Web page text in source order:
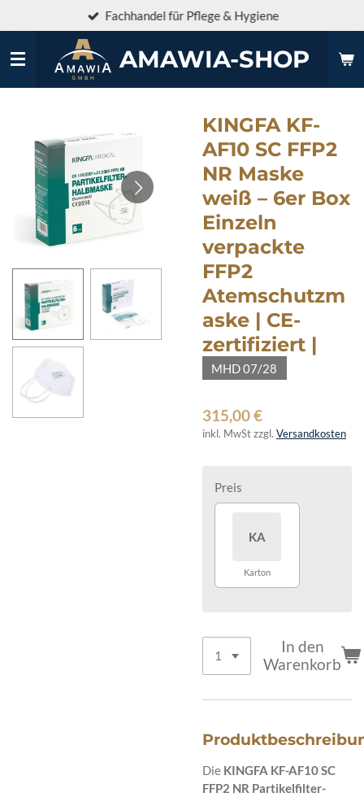
Hauptinhalt
springen
AMAWIA-SHOP
Fachhandel für Pflege & Hygiene
KINGFA KF-
AF10 SC FFP2
NR Maske
weiß – 6er Box
Einzeln
verpackte
FFP2
Atemschutzm
aske | CE-
zertifiziert |
MHD 07/28
315,00 €
inkl. MwSt zzgl. Versandkosten
Preis
KA
Karton
In den
Warenkorb
Die KINGFA KF-AF10 SC
FFP2 NR Partikelfilter-